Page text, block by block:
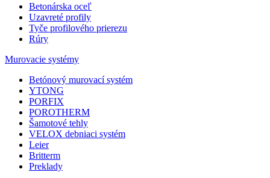
Betonárska oceľ
Uzavreté profily
Tyče profilového prierezu
Rúry
Murovacie systémy
Betónový murovací systém
YTONG
PORFIX
POROTHERM
Šamotové tehly
VELOX debniaci systém
Leier
Britterm
Preklady